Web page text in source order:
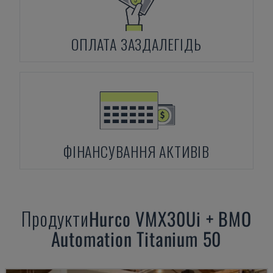
ОПЛАТА ЗАЗДАЛЕГІДЬ
ФІНАНСУВАННЯ АКТИВІВ
ПродуктиHurco VMX30Ui + BMO
Automation Titanium 50